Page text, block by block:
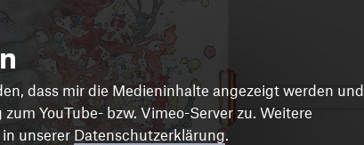
dass mir die Medieninhalte angezeigt werden und
YouTube- bzw. Vimeo-Server zu. Weitere
unserer Datenschutzerklärung.